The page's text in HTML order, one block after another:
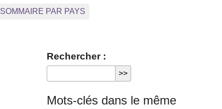
SOMMAIRE PAR PAYS
Rechercher :
Mots-clés dans le même